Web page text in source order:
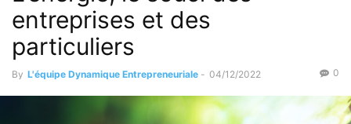
entreprises et des
particuliers
By L'équipe Dynamique Entrepreneuriale - 04/12/2022 0